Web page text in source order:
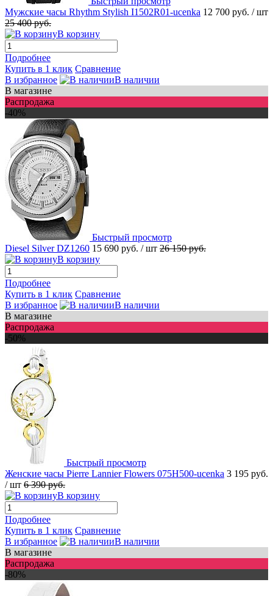
Мужские часы Rhythm Stylish I1502R01-ucenka 12 700 руб. / шт
25 400 руб.
В корзину
Подробнее
Купить в 1 клик Сравнение
В избранное
В наличии
В магазине
Распродажа
-40%
Быстрый просмотр
Diesel Silver DZ1260 15 690 руб. / шт 26 150 руб.
В корзину
Подробнее
Купить в 1 клик Сравнение
В избранное
В наличии
В магазине
Распродажа
-50%
Быстрый просмотр
Женские часы Pierre Lannier Flowers 075H500-ucenka 3 195 руб.
/ шт 6 390 руб.
В корзину
Подробнее
Купить в 1 клик Сравнение
В избранное
В наличии
В магазине
Распродажа
-80%